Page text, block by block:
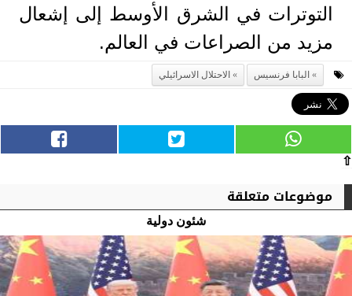
التوترات في الشرق الأوسط إلى إشعال
مزيد من الصراعات في العالم.
البابا فرنسيس الاحتلال الاسرائيلي
⇧
موضوعات متعلقة
شئون دولية